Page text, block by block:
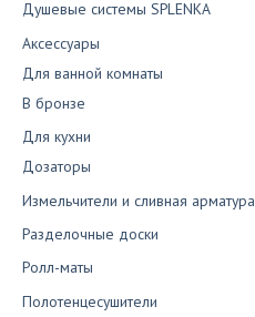
Душевые системы SPLENKA
Аксессуары
Для ванной комнаты
В бронзе
Для кухни
Дозаторы
Измельчители и сливная арматура
Разделочные доски
Ролл-маты
Полотенцесушители